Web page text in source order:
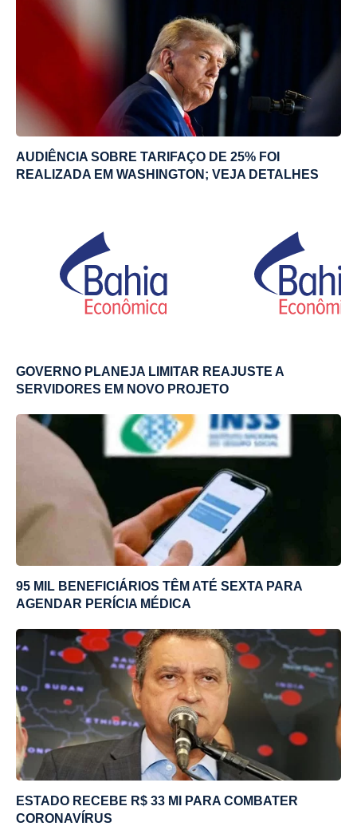
AUDIÊNCIA SOBRE TARIFAÇO DE 25% FOI
REALIZADA EM WASHINGTON; VEJA DETALHES
GOVERNO PLANEJA LIMITAR REAJUSTE A
SERVIDORES EM NOVO PROJETO
95 MIL BENEFICIÁRIOS TÊM ATÉ SEXTA PARA
AGENDAR PERÍCIA MÉDICA
ESTADO RECEBE R$ 33 MI PARA COMBATER
CORONAVÍRUS